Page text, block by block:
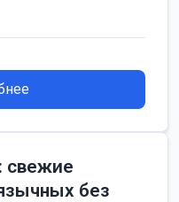
производстве:
свежие
без